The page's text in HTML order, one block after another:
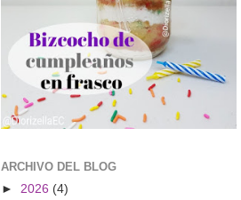
ARCHIVO DEL BLOG
► 2026 (4)